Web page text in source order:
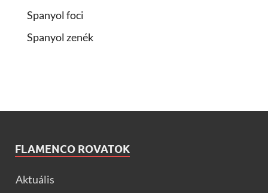
Spanyol foci
Spanyol zenék
FLAMENCO ROVATOK
Aktuális